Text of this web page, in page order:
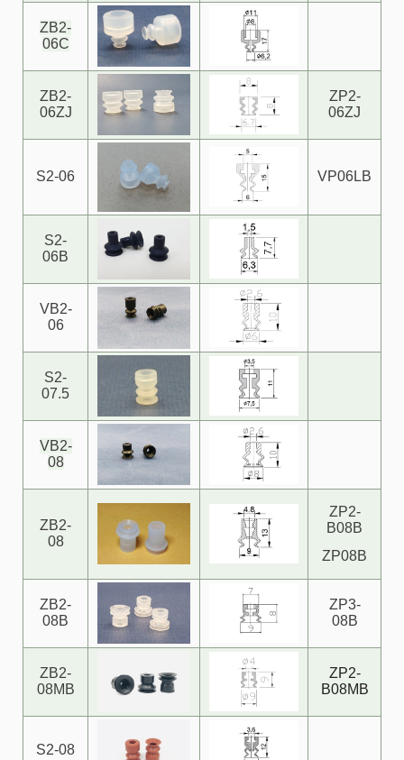
ZB2-
06C
ZB2-
06ZJ
ZP2-
06ZJ
S2-06 VP06LB
S2-
06B
VB2-
06
S2-
07.5
VB2-
08
ZB2-
08
ZP2-
B08B
ZP08B
ZB2-
08B
ZP3-
08B
ZB2-
08MB
ZP2-
B08MB
S2-08